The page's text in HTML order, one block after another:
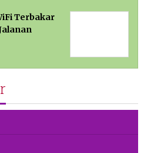
Terbakar